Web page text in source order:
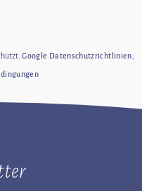
Google Datenschutzrichtlinien